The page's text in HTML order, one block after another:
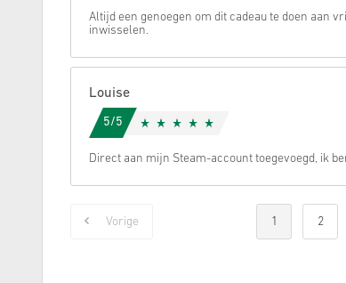
Altijd een genoegen om dit cadeau te doen aan
inwisselen.
Louise
5/5
Direct aan mijn Steam-account toegevoegd, ik
Vorige 1 2